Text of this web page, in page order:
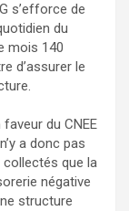
s’efforce de
du
mois 140
d’assurer le
du CNEE
a donc pas
que la
négative
structure